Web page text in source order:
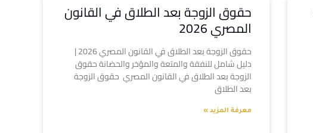
حقوق الزوجة بعد الطلاق في القانون
المصري 2026
حقوق الزوجة بعد الطلاق في القانون المصري 2026 |
دليل شامل للنفقة والمتعة والمؤخر والحضانة حقوق
الزوجة بعد الطلاق في القانون المصري حقوق الزوجة
بعد الطلاق
معرفة المزيد »